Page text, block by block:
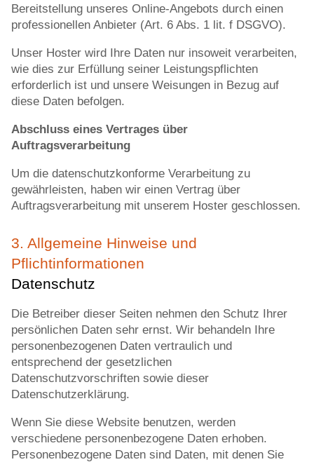
Bereitstellung unseres Online-Angebots durch einen
professionellen Anbieter (Art. 6 Abs. 1 lit. f DSGVO).
Unser Hoster wird Ihre Daten nur insoweit verarbeiten,
wie dies zur Erfüllung seiner Leistungspflichten
erforderlich ist und unsere Weisungen in Bezug auf
diese Daten befolgen.
Abschluss eines Vertrages über
Auftragsverarbeitung
Um die datenschutzkonforme Verarbeitung zu
gewährleisten, haben wir einen Vertrag über
Auftragsverarbeitung mit unserem Hoster geschlossen.
3. Allgemeine Hinweise und
Pflichtinformationen
Datenschutz
Die Betreiber dieser Seiten nehmen den Schutz Ihrer
persönlichen Daten sehr ernst. Wir behandeln Ihre
personenbezogenen Daten vertraulich und
entsprechend der gesetzlichen
Datenschutzvorschriften sowie dieser
Datenschutzerklärung.
Wenn Sie diese Website benutzen, werden
verschiedene personenbezogene Daten erhoben.
Personenbezogene Daten sind Daten, mit denen Sie